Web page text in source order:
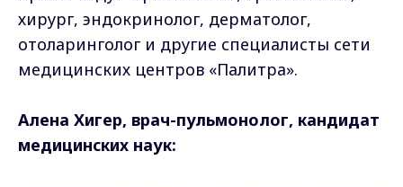
хирург, эндокринолог, дерматолог,
отоларинголог и другие специалисты сети
медицинских центров «Палитра».
Алена Хигер, врач-пульмонолог, кандидат
медицинских наук: